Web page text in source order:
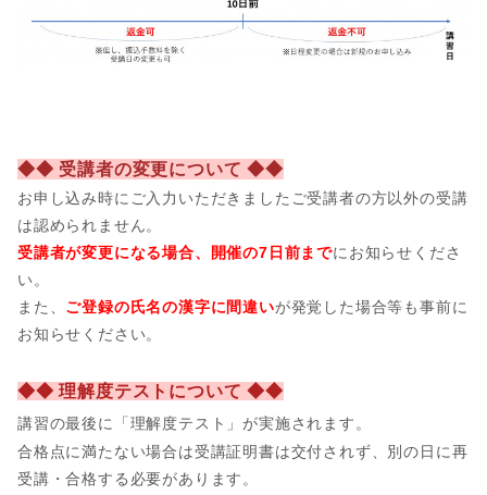
◆◆ 受講者の変更について ◆◆
お申し込み時にご入力いただきましたご受講者の方以外の受講
は認められません。
受講者が変更になる場合、開催の7日前までにお知らせくださ
い。
また、 ご登録の氏名の漢字に間違いが発覚した場合等も事前に
お知らせください。
◆◆ 理解度テストについて ◆◆
講習の最後に「理解度テスト」が実施されます。
合格点に満たない場合は受講証明書は交付されず、別の日に再
受講・合格する必要があります。